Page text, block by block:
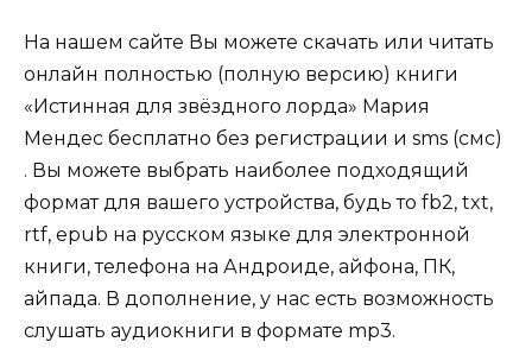
На нашем сайте Вы можете скачать или читать
онлайн полностью (полную версию) книги
«Истинная для звёздного лорда» Мария
Мендес бесплатно без регистрации и sms (смс)
. Вы можете выбрать наиболее подходящий
формат для вашего устройства, будь то fb2, txt,
rtf, epub на русском языке для электронной
книги, телефона на Андроиде, айфона, ПК,
айпада. В дополнение, у нас есть возможность
слушать аудиокниги в формате mp3.